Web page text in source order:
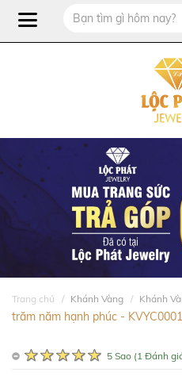
Trang chủ Khánh Vàng Khánh
trăm năm hạnh phúc -
5 Sao (1 Đánh